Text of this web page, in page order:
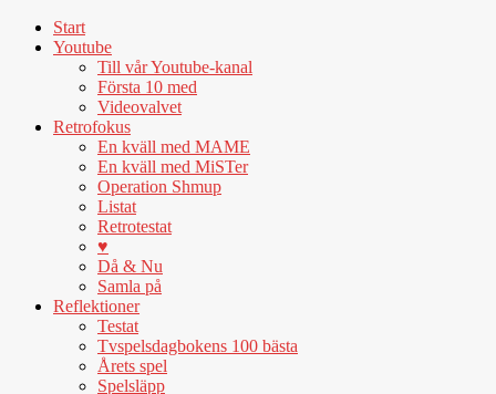
Start
Youtube
Till vår Youtube-kanal
Första 10 med
Videovalvet
Retrofokus
En kväll med MAME
En kväll med MiSTer
Operation Shmup
Listat
Retrotestat
♥
Då & Nu
Samla på
Reflektioner
Testat
Tvspelsdagbokens 100 bästa
Årets spel
Spelsläpp